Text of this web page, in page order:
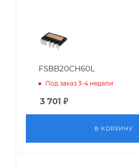
FSBB20CH60L
Под заказ 3-4 недели
3 701 ₽
В КОРЗИНУ